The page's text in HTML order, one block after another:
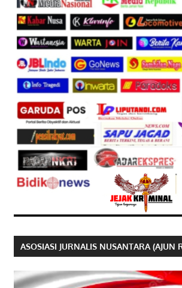
ASOSIASI JURNALIS NUSANTARA (AJUN